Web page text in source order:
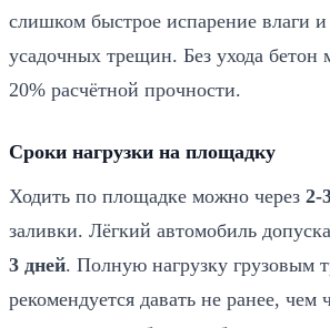
обеспечивает жёсткость
5
Установка опалубки (доска
15×25 см— высота доски
упорами через каждый метр.
см на метр для отвода дождевой
6
Укладываем арматуруØ10 мм
слишком быстрое испарение влаги и
усадочных трещин. Без ухода бетон
20% расчётной прочности.
Сроки нагрузки на площадку
Ходить по площадке можно через 2-
заливки. Лёгкий автомобиль
3 дней. Полную нагрузку грузовым
рекомендуется давать не ранее, чем